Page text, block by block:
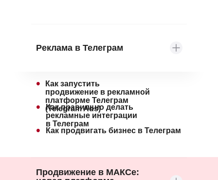
Реклама в Телеграм
Как запустить
продвижение в рекламной
платформе Телеграм
(Telegram Ads)
•
Как правильно делать
рекламные интеграции
в Телеграм
•
Как продвигать бизнес в Телеграм
•
Продвижение в МАКСе: